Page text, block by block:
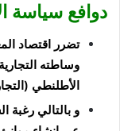
دوافع سياسة
تضرر اقتصاد
وساطته
الأطلنطي
و بالتالي رغبة